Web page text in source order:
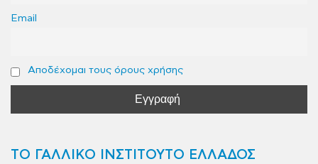
Email
Αποδέχομαι τους όρους χρήσης
ΤΟ ΓΑΛΛΙΚΟ ΙΝΣΤΙΤΟΥΤΟ ΕΛΛΑΔΟΣ